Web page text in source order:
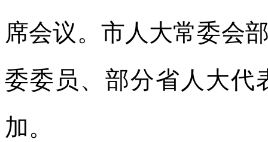
席会议。市人大常委会
委委员、部分省人大代
加。